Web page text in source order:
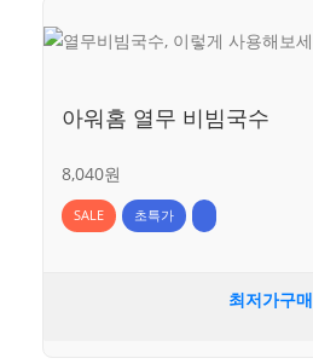
아워홈 열무 비빔국수
8,040원
SALE 초특가
최저가구매